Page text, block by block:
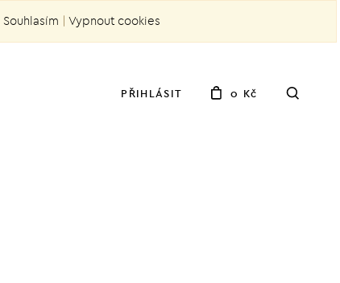
Souhlasím | Vypnout cookies
PŘIHLÁSIT 0 Kč